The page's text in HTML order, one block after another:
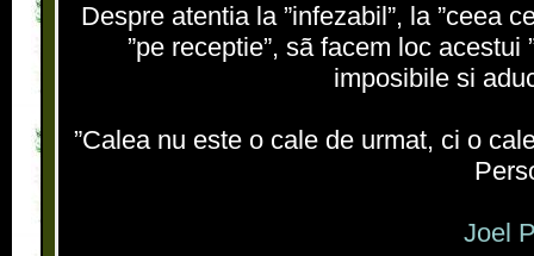
Despre atentia la ”infezabil”, la ”ceea
”pe receptie”, sã facem loc
imposibile si
”Calea nu este o cale de urmat, ci o
Joel